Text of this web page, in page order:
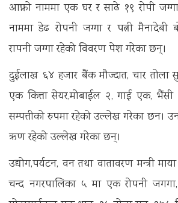
आफ्नो नाममा एक घर र साढे १९ रोपी
नाममा डेढ रोपनी जग्गा र पत्नी मैनादेबी
रापनी जग्गा रहेको विवरण पेश गरेका छन्।
दुईलाख ६४ हजार बैंक मौज्दात, चार तोला
एक कित्ता सेयर,मोबाईल २, गाई एक, भैंसी
सम्पत्तीको रुपमा रहेको उल्लेख गरेका छन।
ऋण रहेको उल्लेख गरेका छन्।
उद्योग,पर्यटन, वन तथा वातावरण मन्त्री
चन्द नगरपालिका ५ मा एक रोपनी